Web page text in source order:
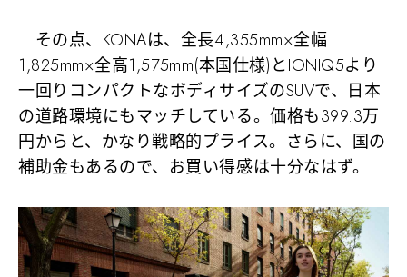
その点、KONAは、全長4,355mm×全幅
1,825mm×全高1,575mm(本国仕様)とIONIQ5より
一回りコンパクトなボディサイズのSUVで、日本
の道路環境にもマッチしている。価格も399.3万
円からと、かなり戦略的プライス。さらに、国の
補助金もあるので、お買い得感は十分なはず。